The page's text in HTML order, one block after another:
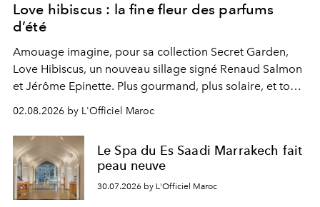
Love hibiscus : la fine fleur des parfums
d’été
Amouage imagine, pour sa collection Secret Garden,
Love Hibiscus, un nouveau sillage signé Renaud Salmon
et Jérôme Epinette. Plus gourmand, plus solaire, et tout
à fait irrésistible.
02.08.2026 by L'Officiel Maroc
Le Spa du Es Saadi Marrakech fait
peau neuve
30.07.2026 by L'Officiel Maroc